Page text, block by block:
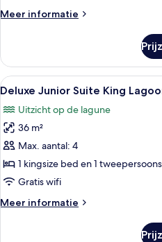
laden
Meer informatie
Meer
Junior
Suite
Double
Alle
foto's
voor
Deluxe
Junior
Suite
King
laden
5
Deluxe Junior Suite King
Uitzicht op de lagune
36 m²
Max. aantal: 4
1 kingsize bed en 1
Gratis wifi
Meer informatie
Meer